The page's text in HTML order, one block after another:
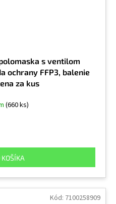
s ventilom
ochrany FFP3, balenie
za kus
(660 ks)
KOŠÍKA
Kód: 7100258909